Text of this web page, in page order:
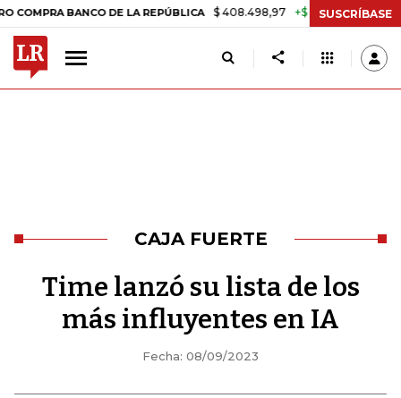
BANCO DE LA REPÚBLICA $ 408.498,97 +$ 8.753,81 +2,19%
SUSCRÍBASE
CAJA FUERTE
Time lanzó su lista de los
más influyentes en IA
Fecha: 08/09/2023